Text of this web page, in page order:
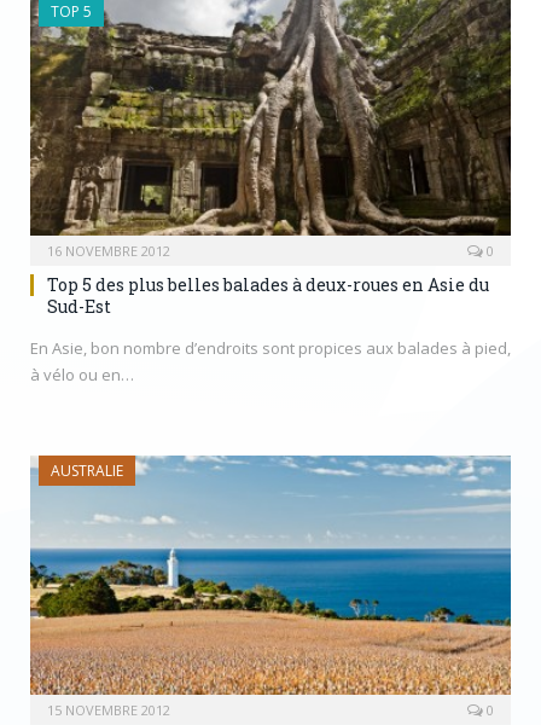
TOP 5
16 NOVEMBRE 2012 0
Top 5 des plus belles balades à deux-roues en Asie du
Sud-Est
En Asie, bon nombre d’endroits sont propices aux balades à pied,
à vélo ou en…
AUSTRALIE
15 NOVEMBRE 2012 0